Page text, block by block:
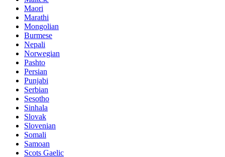
Maori
Marathi
Mongolian
Burmese
Nepali
Norwegian
Pashto
Persian
Punjabi
Serbian
Sesotho
Sinhala
Slovak
Slovenian
Somali
Samoan
Scots Gaelic